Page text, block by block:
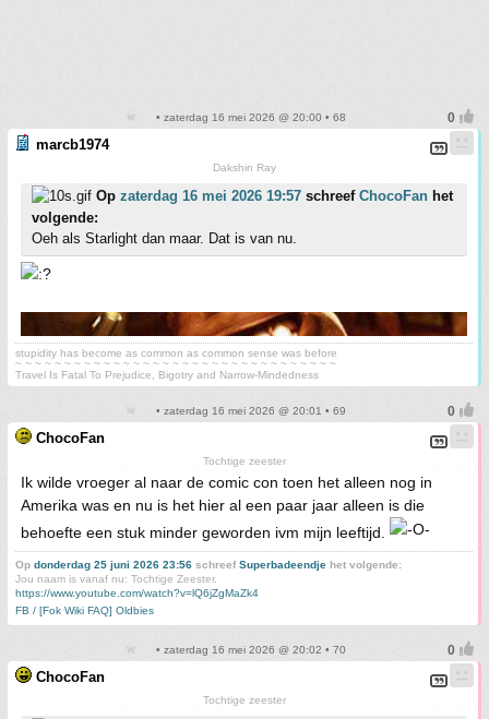
• zaterdag 16 mei 2026 @ 20:00 • 68
marcb1974
Dakshin Ray
Op zaterdag 16 mei 2026 19:57 schreef ChocoFan het
volgende:
Oeh als Starlight dan maar. Dat is van nu.
stupidity has become as common as common sense was before
~ ~ ~ ~ ~ ~ ~ ~ ~ ~ ~ ~ ~ ~ ~ ~ ~ ~ ~ ~ ~ ~ ~ ~ ~ ~ ~ ~ ~ ~ ~ ~ ~
Travel Is Fatal To Prejudice, Bigotry and Narrow-Mindedness
• zaterdag 16 mei 2026 @ 20:01 • 69
ChocoFan
Tochtige zeester
Ik wilde vroeger al naar de comic con toen het alleen nog in
Amerika was en nu is het hier al een paar jaar alleen is die
behoefte een stuk minder geworden ivm mijn leeftijd.
Op donderdag 25 juni 2026 23:56 schreefSuperbadeendje het volgende:
Jou naam is vanaf nu: Tochtige Zeester.
https://www.youtube.com/watch?v=lQ6jZgMaZk4
FB / [Fok Wiki FAQ] Oldbies
• zaterdag 16 mei 2026 @ 20:02 • 70
ChocoFan
Tochtige zeester